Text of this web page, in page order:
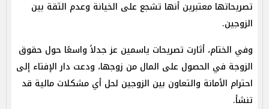
تصريحاتها معتبرين أنها تشجع على الخيانة وعدم الثقة بين
الزوجين.
وفي الختام، أثارت تصريحات ياسمين عز جدلاً واسعًا حول حقوق
الزوجة في الحصول على المال من زوجها، ودعت دار الإفتاء إلى
احترام الأمانة والتعاون بين الزوجين لحل أي مشكلات مالية قد
تنشأ.